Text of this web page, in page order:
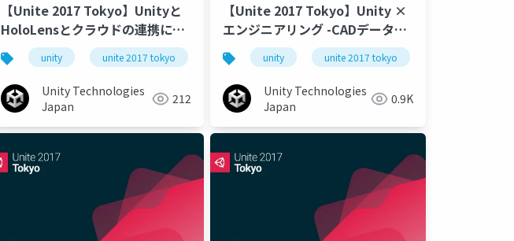
【Unite 2017 Tokyo】Unityと
HoloLensとクラウドの連携によ
る3Dソリューション「AR CAD
Cloud」
unity unite 2017 tokyo
Unity Technologies
Japan
212
【Unite 2017 Tokyo】Unity ×
エンジニアリング -CADデータ活
用や三次元点群ビジュアライズツ
ールの事例紹介-
unity unite 2017 tokyo
Unity Technologies
Japan
0.9K